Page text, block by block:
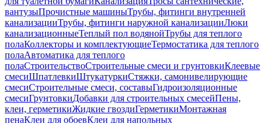
вантузыПрочистные машиныТрубы, фитинги внутренней
канализацииТрубы, фитинги наружной канализацииЛюки
канализационныеТеплый пол водянойТрубы для теплого
полаКоллекторы и комплектующиеТермостатика для теплого
полаАвтоматика для теплого
полаСтроительствоСтроительные смеси и грунтовкиКлеевые
смесиШпатлевкиШтукатуркиСтяжки, самонивелирующие
смесиСтроительные смеси, составыГидроизоляционные
смесиГрунтовкиДобавки для строительных смесейПены,
клеи, герметикиЖидкие гвоздиГерметикиМонтажная
пенаКлеи для обоевКлеи для напольных